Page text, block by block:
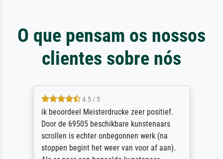
O que pensam os nossos
clientes sobre nós
4.5 / 5
ik beoordeel Meisterdrucke zeer positief.
Door de 69505 beschikbare kunstenaars
scrollen is echter onbegonnen werk (na
stoppen begint het weer van voor af aan).